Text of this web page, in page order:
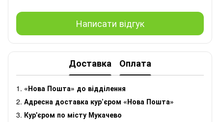
Написати відгук
Доставка Оплата
1. «Нова Пошта» до відділення
2. Адресна доставка кур’єром «Нова Пошта»
3. Кур'єром по місту Мукачево